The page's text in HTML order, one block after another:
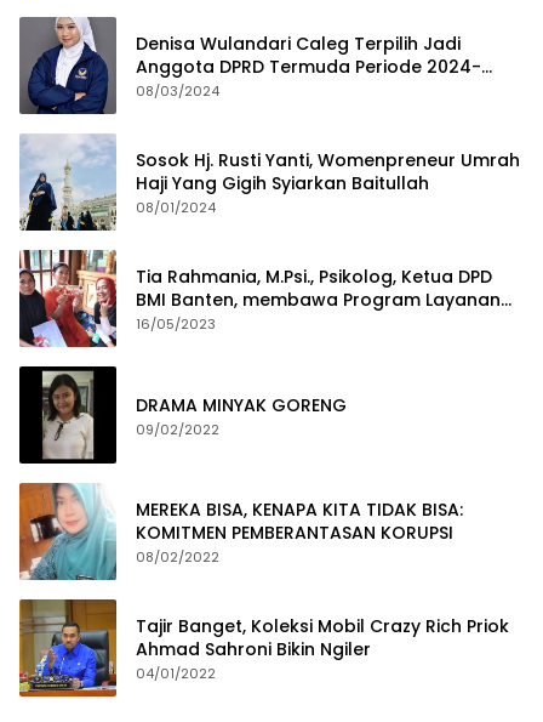
Denisa Wulandari Caleg Terpilih Jadi
Anggota DPRD Termuda Periode 2024-
2029
08/03/2024
Sosok Hj. Rusti Yanti, Womenpreneur Umrah
Haji Yang Gigih Syiarkan Baitullah
08/01/2024
Tia Rahmania, M.Psi., Psikolog, Ketua DPD
BMI Banten, membawa Program Layanan
Pembuatan Dokumen Kependudukan
16/05/2023
DRAMA MINYAK GORENG
09/02/2022
MEREKA BISA, KENAPA KITA TIDAK BISA:
KOMITMEN PEMBERANTASAN KORUPSI
08/02/2022
Tajir Banget, Koleksi Mobil Crazy Rich Priok
Ahmad Sahroni Bikin Ngiler
04/01/2022